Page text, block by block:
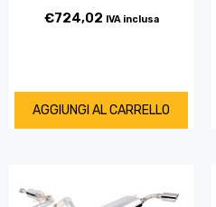
€724,02 IVA inclusa
AGGIUNGI AL CARRELLO